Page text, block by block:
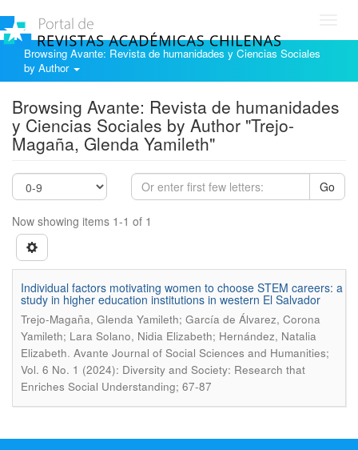
Browsing Avante: Revista de humanidades y Ciencias Sociales
by Author
Browsing Avante: Revista de humanidades
y Ciencias Sociales by Author "Trejo-
Magaña, Glenda Yamileth"
Go
Now showing items 1-1 of 1
Individual factors motivating women to choose STEM careers: a
study in higher education institutions in western El Salvador
Trejo-Magaña, Glenda Yamileth; García de Álvarez, Corona
Yamileth; Lara Solano, Nidia Elizabeth; Hernández, Natalia
Elizabeth. Avante Journal of Social Sciences and Humanities;
Vol. 6 No. 1 (2024): Diversity and Society: Research that
Enriches Social Understanding; 67-87